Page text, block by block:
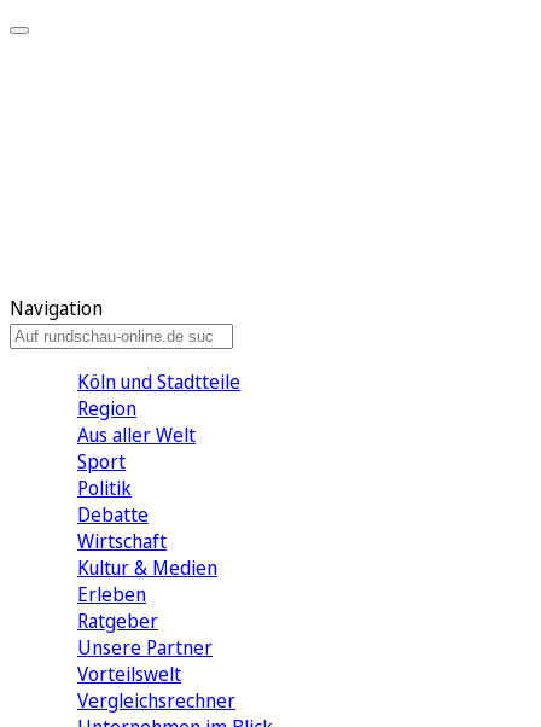
Navigation
Köln und Stadtteile
Region
Aus aller Welt
Sport
Politik
Debatte
Wirtschaft
Kultur & Medien
Erleben
Ratgeber
Unsere Partner
Vorteilswelt
Vergleichsrechner